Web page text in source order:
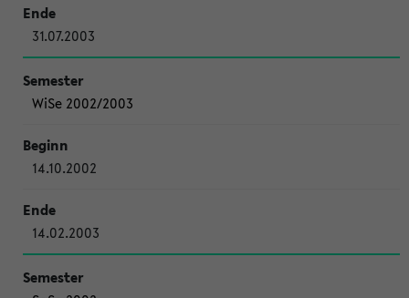
31.07.2003
WiSe 2002/2003
14.10.2002
14.02.2003